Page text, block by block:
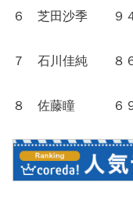
６ 芝田沙季 ９
７ 石川佳純
８ 佐藤瞳 ６